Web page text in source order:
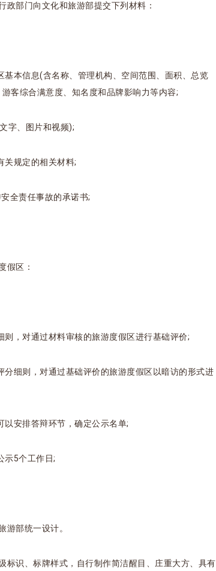
部门向文化和旅游部提交下列材料：
本信息(含名称、管理机构、空间范围、面积、总览
客综合满意度、知名度和品牌影响力等内容;
字、图片和视频);
关规定的相关材料;
全责任事故的承诺书;
假区：
，对通过材料审核的旅游度假区进行基础评价;
细则，对通过基础评价的旅游度假区以暗访的形式进
安排答辩环节，确定公示名单;
示5个工作日;
游部统一设计。
标识、标牌样式，自行制作简洁醒目、庄重大方、具有